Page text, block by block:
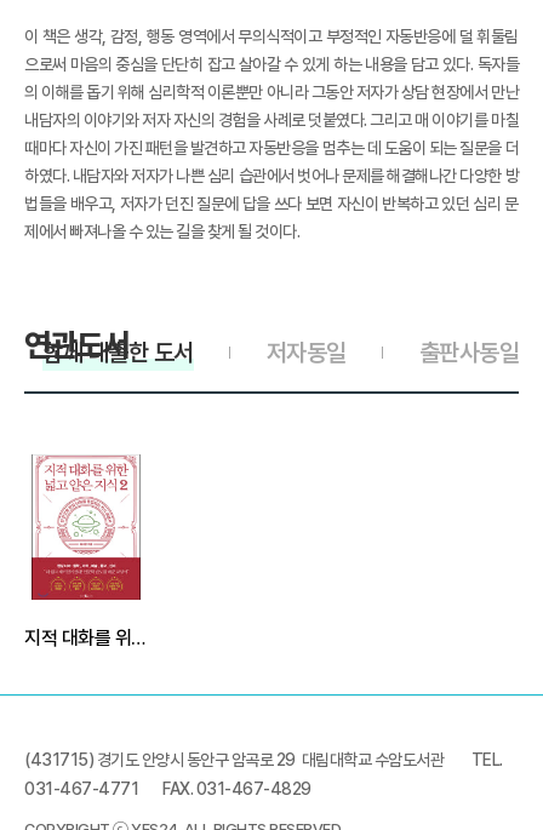
이 책은 생각, 감정, 행동 영역에서 무의식적이고 부정적인 자동반응에 덜 휘둘림
으로써 마음의 중심을 단단히 잡고 살아갈 수 있게 하는 내용을 담고 있다. 독자들
의 이해를 돕기 위해 심리학적 이론뿐만 아니라 그동안 저자가 상담 현장에서 만난
내담자의 이야기와 저자 자신의 경험을 사례로 덧붙였다. 그리고 매 이야기를 마칠
때마다 자신이 가진 패턴을 발견하고 자동반응을 멈추는 데 도움이 되는 질문을 더
하였다. 내담자와 저자가 나쁜 심리 습관에서 벗어나 문제를 해결해나간 다양한 방
법들을 배우고, 저자가 던진 질문에 답을 쓰다 보면 자신이 반복하고 있던 심리 문
제에서 빠져나올 수 있는 길을 찾게 될 것이다.
연관도서 출판사동일
저자동일
함께 대출한 도서
>
지적 대화를 위한 넓고 얕은 지식 2
(431715) 경기도 안양시 동안구 암곡로 29 대림대학교 수암도서관
TEL.
031-467-4771
FAX. 031-467-4829